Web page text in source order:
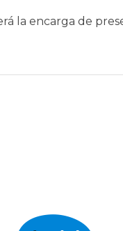
la encarga de